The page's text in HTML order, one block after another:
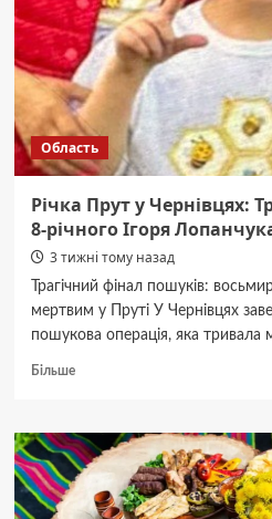
жінка
опинилася
під
арештом.
Область
Річка Прут у Чернівцях:
8-річного Ігоря
3 тижні тому назад
Трагічний фінал пошуків:
мертвим у Пруті У Чернівцях
пошукова операція, яка тривала
БільшеДокладніше
Прут
у
Чернівцях:
Трагічна
знахідка